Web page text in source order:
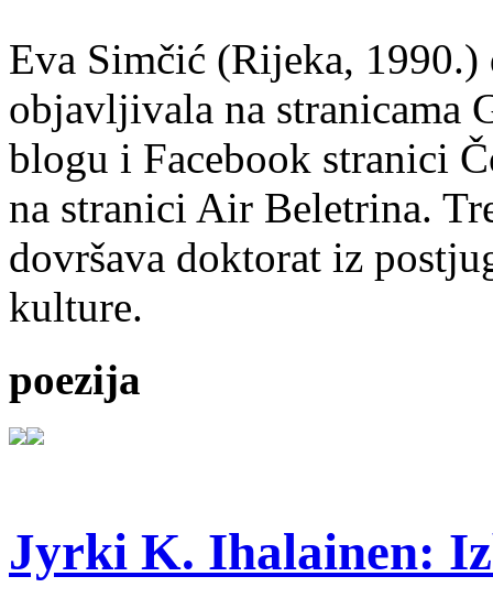
Eva Simčić (Rijeka, 1990.)
objavljivala na stranicama
blogu i Facebook stranici
na stranici Air Beletrina.
dovršava doktorat iz
kulture.
poezija
Jyrki K. Ihalainen: